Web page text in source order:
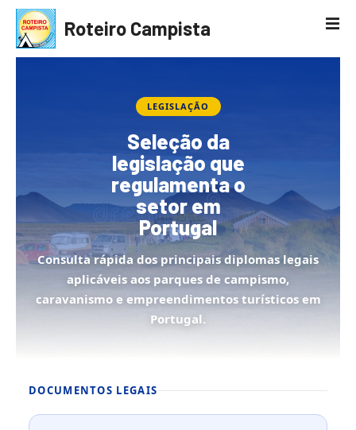
Roteiro Campista
LEGISLAÇÃO
Seleção da
legislação que
regulamenta o
setor em
Portugal
Consulta rápida dos principais diplomas legais
aplicáveis aos parques de campismo,
caravanismo e empreendimentos turísticos em
Portugal.
DOCUMENTOS LEGAIS